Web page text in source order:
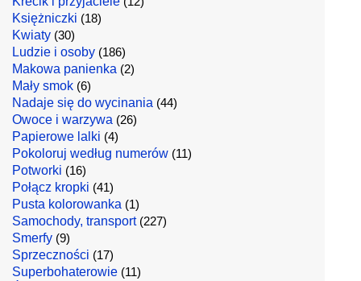
Księżniczki (18)
Kwiaty (30)
Ludzie i osoby (186)
Makowa panienka (2)
Mały smok (6)
Nadaje się do wycinania (44)
Owoce i warzywa (26)
Papierowe lalki (4)
Pokoloruj według numerów (11)
Potworki (16)
Połącz kropki (41)
Pusta kolorowanka (1)
Samochody, transport(227)
Smerfy (9)
Sprzeczności (17)
Superbohaterowie (11)